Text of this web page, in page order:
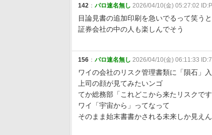
142 ： パロ速名無し 2026/04/10(金) 05:27:02
目論見書の追加印刷を急いでるって笑う
証券会社の中の人も楽しんでそう
156 ： パロ速名無し 2026/04/10(金) 06:11:33
ワイの会社のリスク管理書類に「隕石」
上司の顔が見てみたいンゴ
てか総務部「これどこから来たリスクで
ワイ「宇宙から」ってなって
そのまま始末書書かされる未来しか見え